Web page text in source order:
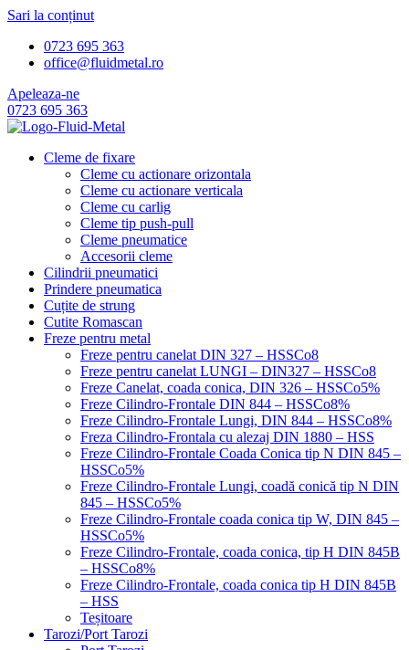
Sari la conținut
0723 695 363
office@fluidmetal.ro
Apeleaza-ne
0723 695 363
Cleme de fixare
Cleme cu actionare orizontala
Cleme cu actionare verticala
Cleme cu carlig
Cleme tip push-pull
Cleme pneumatice
Accesorii cleme
Cilindrii pneumatici
Prindere pneumatica
Cuțite de strung
Cutite Romascan
Freze pentru metal
Freze pentru canelat DIN 327 – HSSCo8
Freze pentru canelat LUNGI – DIN327 – HSSCo8
Freze Canelat, coada conica, DIN 326 – HSSCo5%
Freze Cilindro-Frontale DIN 844 – HSSCo8%
Freze Cilindro-Frontale Lungi, DIN 844 – HSSCo8%
Freza Cilindro-Frontala cu alezaj DIN 1880 – HSS
Freze Cilindro-Frontale Coada Conica tip N DIN 845 –
HSSCo5%
Freze Cilindro-Frontale Lungi, coadă conică tip N DIN
845 – HSSCo5%
Freze Cilindro-Frontale coada conica tip W, DIN 845 –
HSSCo5%
Freze Cilindro-Frontale, coada conica, tip H DIN 845B
– HSSCo8%
Freze Cilindro-Frontale, coada conica tip H DIN 845B
– HSS
Teșitoare
Tarozi/Port Tarozi